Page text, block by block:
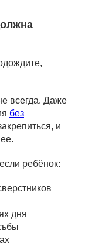
всегда. Даже
без
и
ребёнок:
дня